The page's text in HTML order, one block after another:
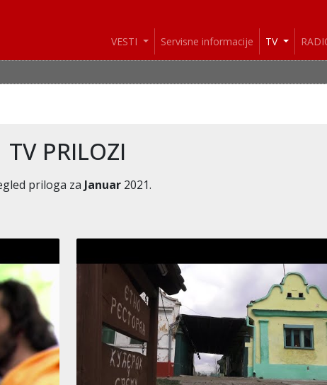
VESTI Servisne informacije TV
TV PRILOZI
priloga za Januar2021.